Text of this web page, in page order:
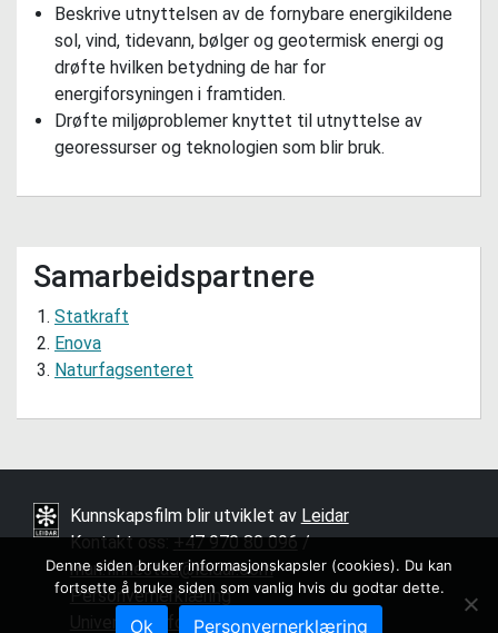
Beskrive utnyttelsen av de fornybare energikildene
sol, vind, tidevann, bølger og geotermisk energi og
drøfte hvilken betydning de har for
energiforsyningen i framtiden.
Drøfte miljøproblemer knyttet til utnyttelse av
georessurser og teknologien som blir bruk.
Samarbeidspartnere
Statkraft
Enova
Naturfagsenteret
Kunnskapsfilm blir utviklet av Leidar
Kontakt oss:+47 970 80 096/ ­
mari.finnestad@leidar.com
Personvernerklæring
Universell utforming
Denne siden bruker informasjonskapsler (cookies). Du kan
fortsette å bruke siden som vanlig hvis du godtar dette.
Ok Personvernerklæring